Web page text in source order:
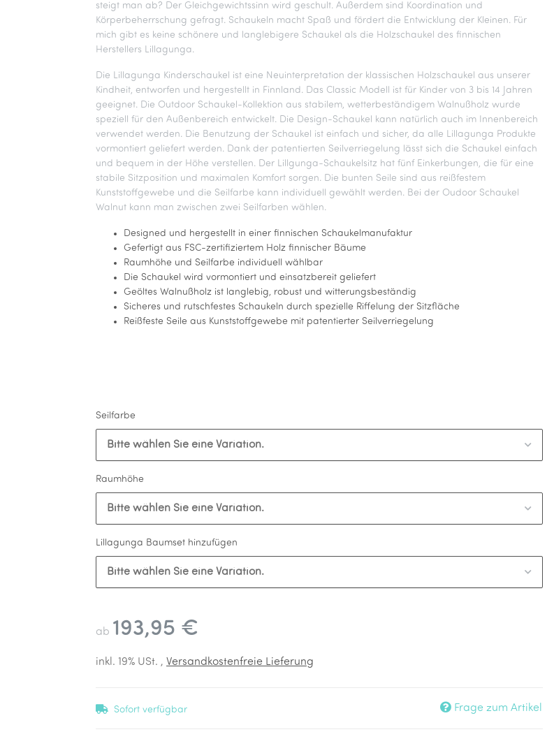
steigt man ab? Der Gleichgewichtssinn wird geschult. Außerdem sind Koordination und
Körperbeherrschung gefragt. Schaukeln macht Spaß und fördert die Entwicklung der Kleinen. Für
mich gibt es keine schönere und langlebigere Schaukel als die Holzschaukel des finnischen
Herstellers Lillagunga.
Die Lillagunga Kinderschaukel ist eine Neuinterpretation der klassischen Holzschaukel aus unserer
Kindheit, entworfen und hergestellt in Finnland. Das Classic Modell ist für Kinder von 3 bis 14 Jahren
geeignet. Die Outdoor Schaukel-Kollektion aus stabilem, wetterbeständigem Walnußholz wurde
speziell für den Außenbereich entwickelt. Die Design-Schaukel kann natürlich auch im Innenbereich
verwendet werden. Die Benutzung der Schaukel ist einfach und sicher, da alle Lillagunga Produkte
vormontiert geliefert werden. Dank der patentierten Seilverriegelung lässt sich die Schaukel einfach
und bequem in der Höhe verstellen. Der Lillgunga-Schaukelsitz hat fünf Einkerbungen, die für eine
stabile Sitzposition und maximalen Komfort sorgen. Die bunten Seile sind aus reißfestem
Kunststoffgewebe und die Seilfarbe kann individuell gewählt werden. Bei der Oudoor Schaukel
Walnut kann man zwischen zwei Seilfarben wählen.
Designed und hergestellt in einer finnischen Schaukelmanufaktur
Gefertigt aus FSC-zertifiziertem Holz finnischer Bäume
Raumhöhe und Seilfarbe individuell wählbar
Die Schaukel wird vormontiert und einsatzbereit geliefert
Geöltes Walnußholz ist langlebig, robust und witterungsbeständig
Sicheres und rutschfestes Schaukeln durch spezielle Riffelung der Sitzfläche
Reißfeste Seile aus Kunststoffgewebe mit patentierter Seilverriegelung
Seilfarbe
Bitte wählen Sie eine Variation.
Raumhöhe
Bitte wählen Sie eine Variation.
Lillagunga Baumset hinzufügen
Bitte wählen Sie eine Variation.
ab 193,95 €
inkl. 19% USt. , Versandkostenfreie Lieferung
Sofort verfügbar Frage zum Artikel